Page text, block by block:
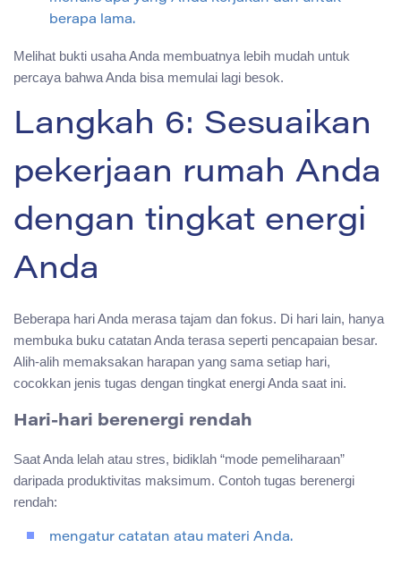
berapa lama.
Melihat bukti usaha Anda membuatnya lebih mudah untuk
percaya bahwa Anda bisa memulai lagi besok.
Langkah 6: Sesuaikan
pekerjaan rumah Anda
dengan tingkat energi
Anda
Beberapa hari Anda merasa tajam dan fokus. Di hari lain, hanya
membuka buku catatan Anda terasa seperti pencapaian besar.
Alih-alih memaksakan harapan yang sama setiap hari,
cocokkan jenis tugas dengan tingkat energi Anda saat ini.
Hari-hari berenergi rendah
Saat Anda lelah atau stres, bidiklah “mode pemeliharaan”
daripada produktivitas maksimum. Contoh tugas berenergi
rendah:
mengatur catatan atau materi Anda.